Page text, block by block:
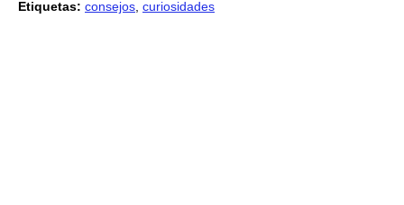
Etiquetas: consejos curiosidades